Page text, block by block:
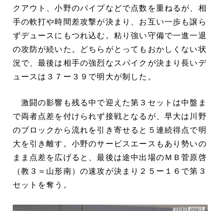
クアウト、小野のパイプなどで点数を重ねるが、相
手の軟打や時間差攻撃が決まり、お互い一歩も譲ら
ずデュースにもつれ込む。粘り強い守備で一進一退
の攻防が続いた。どちらがとってもおかしくない状
況で、最後は相手の強烈なスパイクが決まり長いデ
ュースは３７ー３９で明大が制した。
激闘の影響も残る中で迎えた第３セットは中盤ま
で両者点差を付けられず接戦となるが、早大は川野
のブロックから流れを引き寄せると５連続得点で明
大を引き離す。小野のサービスエースもあり勢いの
まま点差を広げると、最後は途中出場のＭＢ菅原啓
（教３＝山形南）の速攻が決まり２５ー１６で第３
セットを奪う。